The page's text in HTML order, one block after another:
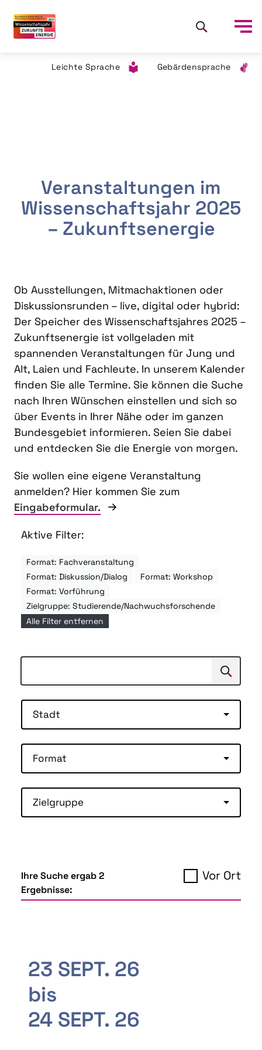
Leichte Sprache Gebärdensprache
Veranstaltungen im
Wissenschaftsjahr 2025
– Zukunftsenergie
Ob Ausstellungen, Mitmachaktionen oder
Diskussionsrunden – live, digital oder hybrid:
Der Speicher des Wissenschaftsjahres 2025 –
Zukunftsenergie ist vollgeladen mit
spannenden Veranstaltungen für Jung und
Alt, Laien und Fachleute. In unserem Kalender
finden Sie alle Termine. Sie können die Suche
nach Ihren Wünschen einstellen und sich so
über Events in Ihrer Nähe oder im ganzen
Bundesgebiet informieren. Seien Sie dabei
und entdecken Sie die Energie von morgen.
Sie wollen eine eigene Veranstaltung
anmelden? Hier kommen Sie zum
Eingabeformular.
Aktive Filter:
Format: Fachveranstaltung
Format: Diskussion/Dialog
Format: Workshop
Format: Vorführung
Zielgruppe: Studierende/Nachwuchsforschende
Alle Filter entfernen
Suchen
Stadt
Format
Zielgruppe
Ihre Suche ergab 2
Ergebnisse:
Vor Ort
23 SEPT. 26
bis
24 SEPT. 26